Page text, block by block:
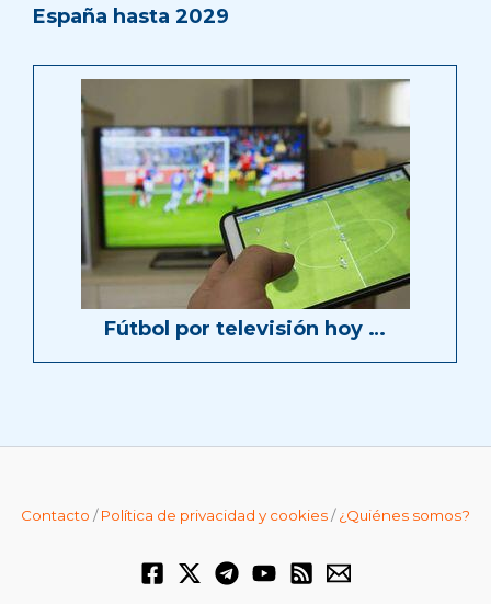
España hasta 2029
Fútbol por televisión hoy …
Contacto /Política de privacidad y cookies/¿Quiénes somos?